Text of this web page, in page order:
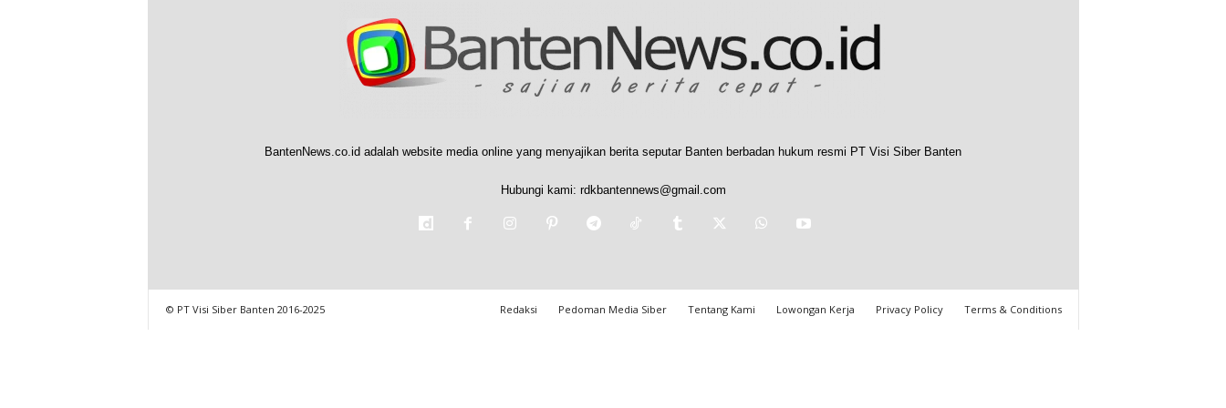
BantenNews.co.id adalah website media online yang menyajikan berita seputar Banten berbadan hukum resmi PT Visi Siber Banten
Hubungi kami: rdkbantennews@gmail.com
Redaksi Pedoman Media Siber Tentang Kami Lowongan Kerja Privacy Policy Terms & Conditions
© PT Visi Siber Banten 2016-2025